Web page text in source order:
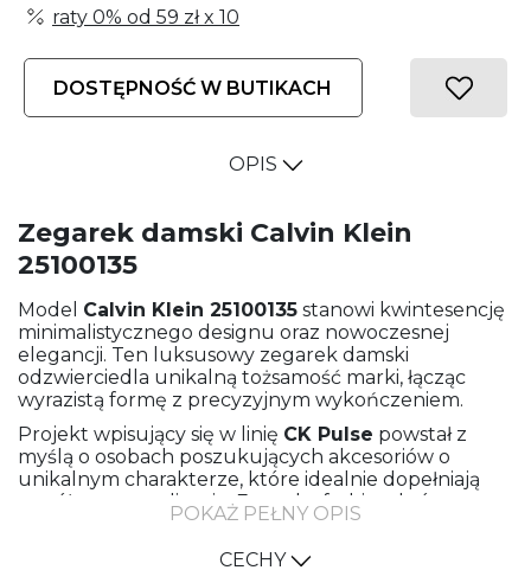
raty 0% od 59 złx 10
DOSTĘPNOŚĆ W BUTIKACH
OPIS
Zegarek damski Calvin Klein
25100135
Model Calvin Klein 25100135 stanowi kwintesencję
minimalistycznego designu oraz nowoczesnej
elegancji. Ten luksusowy zegarek damski
odzwierciedla unikalną tożsamość marki, łącząc
wyrazistą formę z precyzyjnym wykończeniem.
Projekt wpisujący się w linię CK Pulse powstał z
myślą o osobach poszukujących akcesoriów o
unikalnym charakterze, które idealnie dopełniają
współczesne stylizacje. Estetyka fashion, która
definiuje ten model, odważnie nawiązuje do
najnowszych trendów, pozwalając na swobodne
kreowanie nowoczesnego wizerunku.
POKAŻ PEŁNY OPIS
CECHY